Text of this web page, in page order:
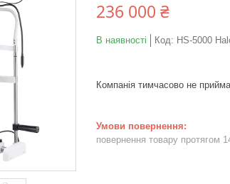
236 000 ₴
В наявності Код: HS-5000
Компанія тимчасово не
повернення товару протягом